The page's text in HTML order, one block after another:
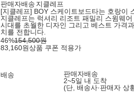
판매자배송 지클레프
[지클레프] BOY 스케이트보드타는 호랑이
지클레프는 럭셔리 리조트 패밀리 스윔웨
시대를 초월한 디자인 그리고 베스트 가격
치를 전합니다.
46%154,500원
83,160원상품 쿠폰 적용가
배송
판매자배송
2~5일 내 도착
(단, 배송사·판매자 상